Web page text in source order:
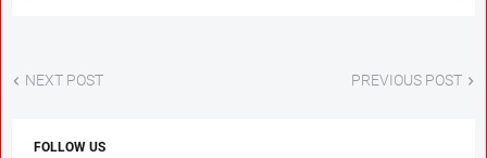
NEXT POST PREVIOUS POST
FOLLOW US